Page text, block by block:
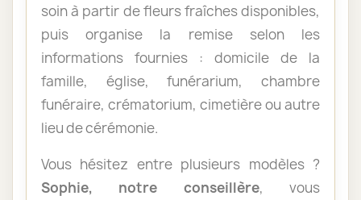
soin à partir de fleurs fraîches disponibles,
puis organise la remise selon les
informations fournies : domicile de la
famille, église, funérarium, chambre
funéraire, crématorium, cimetière ou autre
lieu de cérémonie.
Vous hésitez entre plusieurs modèles ?
Sophie, notre conseillère, vous